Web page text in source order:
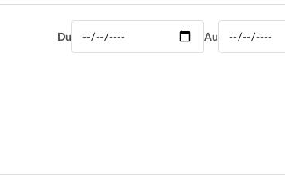
Société
Du Au